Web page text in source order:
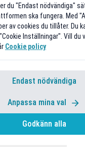
du "Endast nödvändiga"
ska fungera. Med
av cookies du tillåter. Du
Inställningar". Vill du
Cookie policy
Endast nödvändiga
Anpassa mina val
Godkänn alla